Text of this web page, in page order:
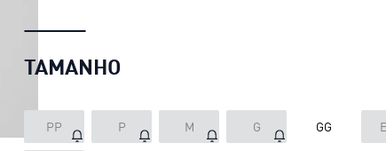
TAMANHO
PP P M G GG